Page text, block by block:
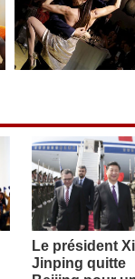
Le président Xi
Jinping quitte